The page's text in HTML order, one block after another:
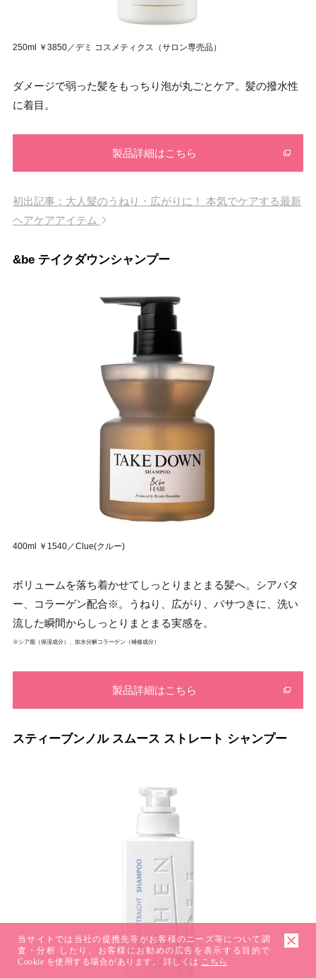
250ml ￥3850／デミ コスメティクス（サロン専売品）
ダメージで弱った髪をもっちり泡が丸ごとケア。髪の撥水性
に着目。
製品詳細はこちら
初出記事：大人髪のうねり・広がりに！ 本気でケアする最新
ヘアケアアイテム
&be テイクダウンシャンプー
400ml ￥1540／Clue(クルー)
ボリュームを落ち着かせてしっとりまとまる髪へ。シアバタ
ー、コラーゲン配合※。うねり、広がり、パサつきに、洗い
流した瞬間からしっとりまとまる実感を。
※シア脂（保湿成分）、加⽔分解コラーゲン（補修成分）
製品詳細はこちら
スティーブンノル スムース ストレート シャンプー
当サイトでは当社の提携先等がお客様のニーズ等について調
査・分析 したり、お客様にお勧めの広告を表示する目的で
Cookie を使用する場合があります。 詳しくは こちら